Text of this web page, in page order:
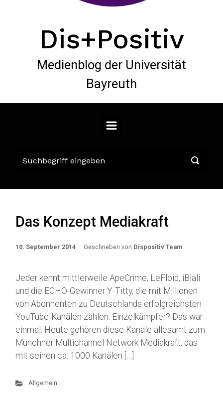
Dis+Positiv
Medienblog der Universität
Bayreuth
Das Konzept Mediakraft
10. September 2014 Geschrieben von Dispositiv Team
Jeder kennt mittlerweile ApeCrime, LeFloid, iBlali
und die ECHO-Gewinner Y-Titty, die mit Millionen
von Abonnenten zu Deutschlands erfolgreichsten
YouTube-Kanälen zählen. Einzelkämpfer? Das war
einmal. Heute gehören diese Kanäle allesamt zum
Münchner Multichannel Network Mediakraft, das
mit seinen ca. 1000 Kanälen […]
Allgemein